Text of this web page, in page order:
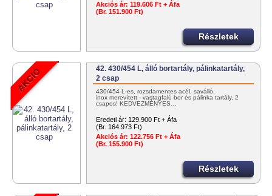
Akciós ár: 119.606 Ft + Áfa
(Br. 151.900 Ft)
Részletek
42. 430/454 L, álló bortartály, pálinkatartály,
2 csap
430/454 L-es, rozsdamentes acél, saválló,
inox merevített - vastagfalú bor és pálinka tartály, 2
csapos! KEDVEZMÉNYES…
Eredeti ár: 129.900 Ft + Áfa
(Br. 164.973 Ft)
Akciós ár: 122.756 Ft + Áfa
(Br. 155.900 Ft)
Részletek